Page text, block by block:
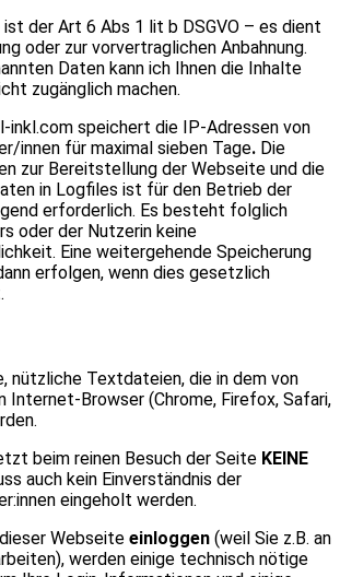
ist der Art 6 Abs 1 lit b DSGVO – es dient
oder zur vorvertraglichen Anbahnung.
Daten kann ich Ihnen die Inhalte
zugänglich machen.
inkl.com speichert die IP-Adressen von
innen für maximal sieben Tage. Die
zur Bereitstellung der Webseite und die
in Logfiles ist für den Betrieb der
erforderlich. Es besteht folglich
oder der Nutzerin keine
Eine weitergehende Speicherung
erfolgen, wenn dies gesetzlich
nützliche Textdateien, die in dem von
Internet-Browser (Chrome, Firefox, Safari,
beim reinen Besuch der Seite KEINE
auch kein Einverständnis der
eingeholt werden.
Webseite einloggen (weil Sie z.B. an
werden einige technisch nötige